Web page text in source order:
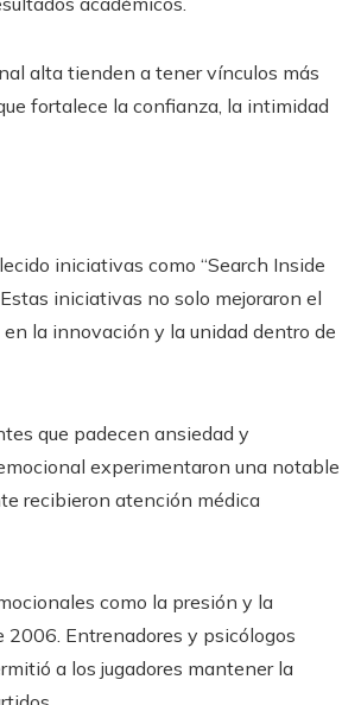
alta tienden a tener vínculos más
fortalece la confianza, la intimidad
iniciativas como “Search Inside
iniciativas no solo mejoraron el
la innovación y la unidad dentro de
que padecen ansiedad y
experimentaron una notable
recibieron atención médica
como la presión y la
2006. Entrenadores y psicólogos
a los jugadores mantener la